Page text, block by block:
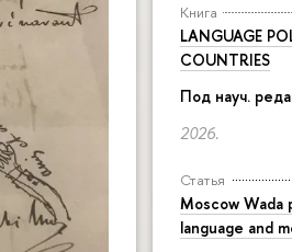
Книга
LANGUAGE
COUNTRIES
Под науч.
2026.
Статья
Moscow
language and